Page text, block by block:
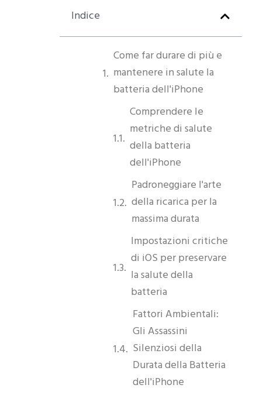
Indice
Come far durare di più e
mantenere in salute la
batteria dell'iPhone
Comprendere le
metriche di salute
della batteria
dell'iPhone
Padroneggiare l'arte
della ricarica per la
massima durata
Impostazioni critiche
di iOS per preservare
la salute della
batteria
Fattori Ambientali:
Gli Assassini
Silenziosi della
Durata della Batteria
dell'iPhone